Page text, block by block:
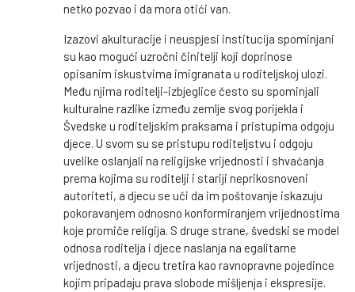
netko pozvao i da mora otići van.
Izazovi akulturacije i neuspjesi institucija spominjani
su kao mogući uzročni činitelji koji doprinose
opisanim iskustvima imigranata u roditeljskoj ulozi.
Među njima roditelji-izbjeglice često su spominjali
kulturalne razlike između zemlje svog porijekla i
Švedske u roditeljskim praksama i pristupima odgoju
djece. U svom su se pristupu roditeljstvu i odgoju
uvelike oslanjali na religijske vrijednosti i shvaćanja
prema kojima su roditelji i stariji neprikosnoveni
autoriteti, a djecu se uči da im poštovanje iskazuju
pokoravanjem odnosno konformiranjem vrijednostima
koje promiče religija. S druge strane, švedski se model
odnosa roditelja i djece naslanja na egalitarne
vrijednosti, a djecu tretira kao ravnopravne pojedince
kojim pripadaju prava slobode mišljenja i ekspresije.